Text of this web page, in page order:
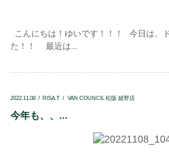
こんにちは！ゆいです！！！ 今日は、
た！！ 最近は...
2022.11.08 RISA.T VAN COUNCIL 松阪 嬉野店
今年も、、...